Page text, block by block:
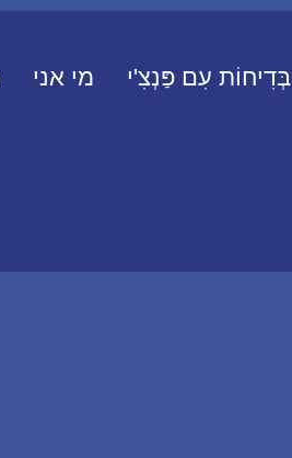
בְּדִיחוֹת עִם פַּנְצִ'י מי אני